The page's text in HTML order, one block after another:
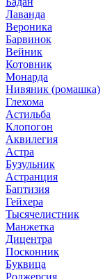
Лаванда
Вероника
Барвинок
Вейник
Котовник
Монарда
Нивяник (ромашка)
Глехома
Астильба
Клопогон
Аквилегия
Астра
Бузульник
Астранция
Баптизия
Гейхера
Тысячелистник
Манжетка
Дицентра
Посконник
Буквица
Роджерсия